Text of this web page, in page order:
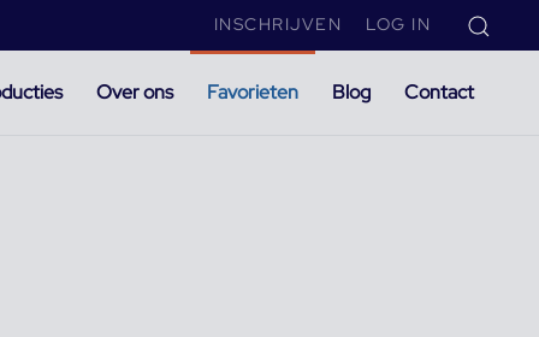
INSCHRIJVEN LOG IN
Over ons Favorieten Blog Contact